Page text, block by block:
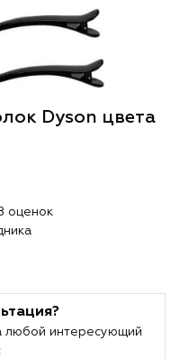
Dyson цвета
оценок
любой интересующий